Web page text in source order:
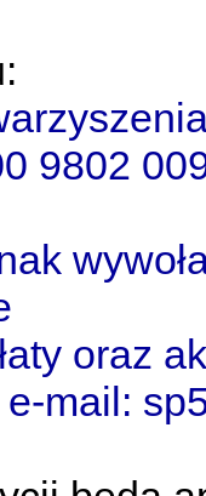
9802
oraz
e-mail: